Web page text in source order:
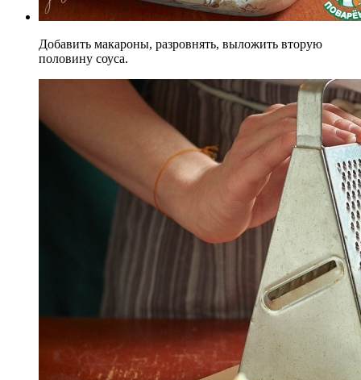
Добавить макароны, разровнять, выложить вторую
половину соуса.